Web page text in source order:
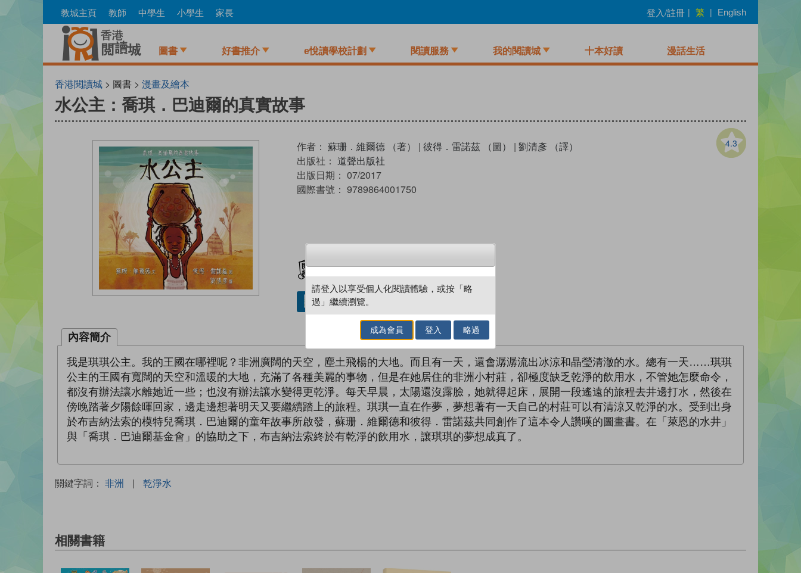
to
教城主頁 教師 中學生 小學生 家長 登入/註冊 | 繁 | English
圖書 好書推介 e悅讀學校計劃 閱讀服務 我的閱讀城 十本好讀 漫話生活
香港閱讀城 > 圖書 > 漫畫及繪本
水公主：喬琪．巴迪爾的真實故事
4.3
作者： 蘇珊．維爾德 （著） | 彼得．雷諾茲 （圖） | 劉清彥 （譯）
出版社： 道聲出版社
出版日期： 07/2017
國際書號： 9789864001750
借閱實體書
內容簡介
我是琪琪公主。我的王國在哪裡呢？非洲廣闊的天空，塵土飛楊的大地。而且有一天，還會潺潺流出冰涼和晶瑩清澈的水。總有一天……琪琪
公主的王國有寬闊的天空和溫暖的大地，充滿了各種美麗的事物，但是在她居住的非洲小村莊，卻極度缺乏乾淨的飲用水，不管她怎麼命令，
都沒有辦法讓水離她近一些；也沒有辦法讓水變得更乾淨。每天早晨，太陽還沒露臉，她就得起床，展開一段遙遠的旅程去井邊打水，然後在
傍晚踏著夕陽餘暉回家，邊走邊想著明天又要繼續踏上的旅程。琪琪一直在作夢，夢想著有一天自己的村莊可以有清涼又乾淨的水。受到出身
於布吉納法索的模特兒喬琪．巴迪爾的童年故事所啟發，蘇珊．維爾德和彼得．雷諾茲共同創作了這本令人讚嘆的圖畫書。在「萊恩的水井」
與「喬琪．巴迪爾基金會」的協助之下，布吉納法索終於有乾淨的飲用水，讓琪琪的夢想成真了。
關鍵字詞： 非洲 | 乾淨水
相關書籍
請登入以享受個人化閱讀體驗，或按「略
過」繼續瀏覽。
成為會員 登入 略過